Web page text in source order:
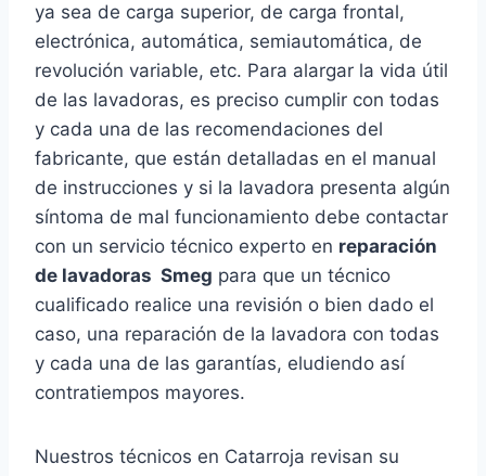
ya sea de carga superior, de carga frontal,
electrónica, automática, semiautomática, de
revolución variable, etc. Para alargar la vida útil
de las lavadoras, es preciso cumplir con todas
y cada una de las recomendaciones del
fabricante, que están detalladas en el manual
de instrucciones y si la lavadora presenta algún
síntoma de mal funcionamiento debe contactar
con un servicio técnico experto en reparación
de lavadoras Smeg para que un técnico
cualificado realice una revisión o bien dado el
caso, una reparación de la lavadora con todas
y cada una de las garantías, eludiendo así
contratiempos mayores.
Nuestros técnicos en Catarroja revisan su